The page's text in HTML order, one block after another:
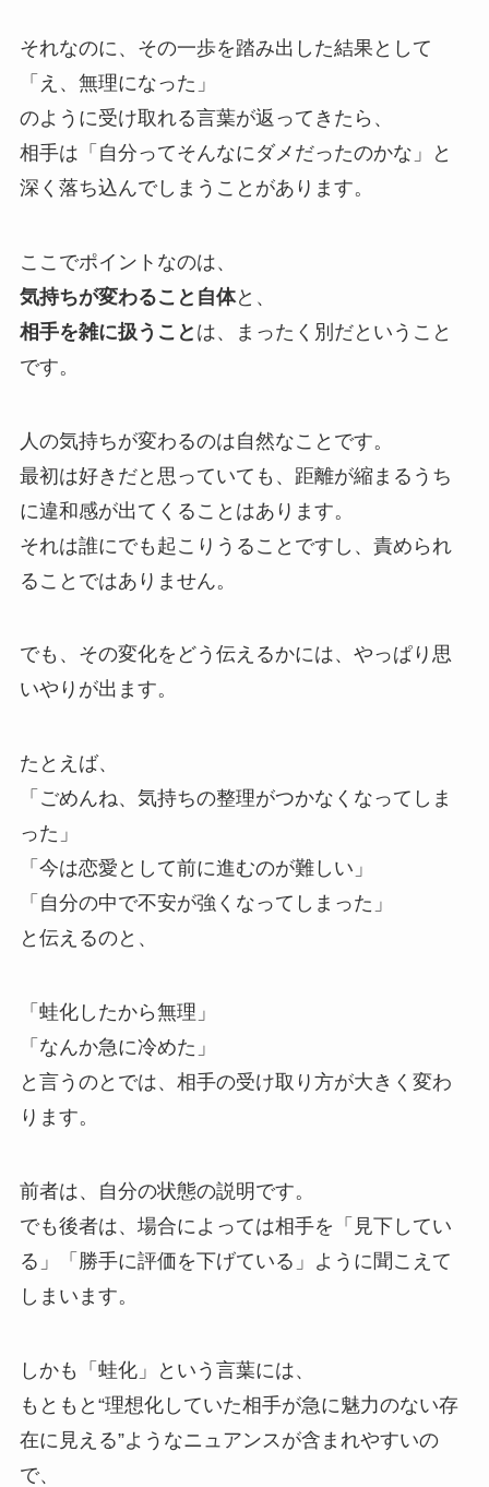
それなのに、その一歩を踏み出した結果として
「え、無理になった」
のように受け取れる言葉が返ってきたら、
相手は「自分ってそんなにダメだったのかな」と
深く落ち込んでしまうことがあります。
ここでポイントなのは、
気持ちが変わること自体と、
相手を雑に扱うこと は、まったく別だということ
です。
人の気持ちが変わるのは自然なことです。
最初は好きだと思っていても、距離が縮まるうち
に違和感が出てくることはあります。
それは誰にでも起こりうることですし、責められ
ることではありません。
でも、その変化をどう伝えるかには、やっぱり思
いやりが出ます。
たとえば、
「ごめんね、気持ちの整理がつかなくなってしま
った」
「今は恋愛として前に進むのが難しい」
「自分の中で不安が強くなってしまった」
と伝えるのと、
「蛙化したから無理」
「なんか急に冷めた」
と言うのとでは、相手の受け取り方が大きく変わ
ります。
前者は、自分の状態の説明です。
でも後者は、場合によっては相手を「見下してい
る」「勝手に評価を下げている」ように聞こえて
しまいます。
しかも「蛙化」という言葉には、
もともと“理想化していた相手が急に魅力のない存
在に見える”ようなニュアンスが含まれやすいの
で、